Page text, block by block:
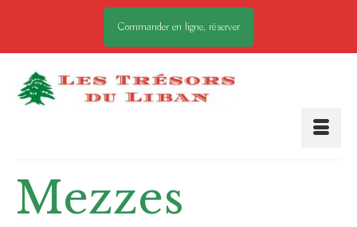
Commander en ligne, réserver
Mezzes